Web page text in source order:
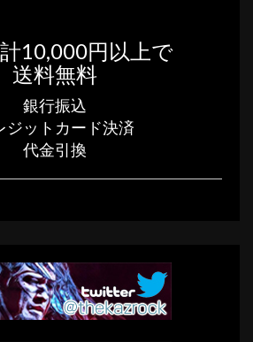
10,000円以上で
送料無料
銀行振込
ジットカード決済
代金引換